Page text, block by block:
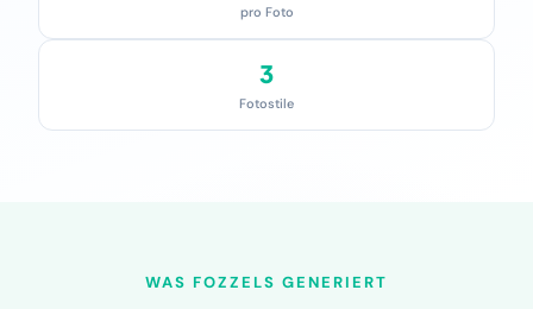
pro Foto
3
Fotostile
WAS FOZZELS GENERIERT